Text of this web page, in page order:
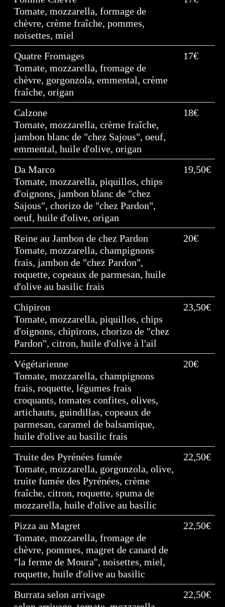
Tomate, mozzarella, formage de
chèvre, crème fraîche, pommes,
noisettes, miel
Quatre Fromages
Tomate, mozzarella, fromage de
chèvre, gorgonzola, emmental, crème
fraîche, origan
17€
Calzone
Tomate, mozzarella, crème fraîche,
jambon blanc de "chez Sajous", oeuf,
emmental, huile d'olive, origan
18€
Da Marco
Tomate, mozzarella, piquillos, chips
d'oignons, jambon blanc de "chez
Sajous", chorizo de "chez Pardon",
oeuf, huile d'olive, origan
19,50€
Reine au Jambon de chez Pardon
Tomate, mozzarella, champignons
frais, jambon de "chez Pardon",
roquette, copeaux de parmesan, huile
d'olive au basilic frais
20€
Chipiron
Tomate, mozzarella, piquillos, chips
d'oignons, chipirons, chorizo de "chez
Pardon", citron, huile d'olive à l'ail
23,50€
Végétarienne
Tomate, mozzarella, champignons
frais, roquette, légumes frais
croquants, tomates confites, olives,
artichauts, guindillas, copeaux de
parmesan, caramel de balsamique,
huile d'olive au basilic frais
20€
Truite des Pyrénées fumée
Tomate, mozzarella, gorgonzola, olive,
truite fumée des Pyrénées, crème
fraîche, citron, roquette, spuma de
mozzarella, huile d'olive au basilic
22,50€
Pizza au Magret
Tomate, mozzarella, fromage de
chèvre, pommes, magret de canard de
"la ferme de Moura", noisettes, miel,
roquette, huile d'olive au basilic
22,50€
Burrata selon arrivage
22,50€